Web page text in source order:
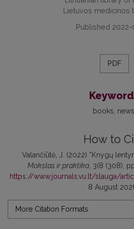
Lietuvos medicinos
Published
PDF
books news
How to
Valančiūtė, J. (2022) “Knygų
Mokslas ir praktika, 3(8 (308),
https://www.journals.vu.lt/slauga/
8 August
More Citation Formats